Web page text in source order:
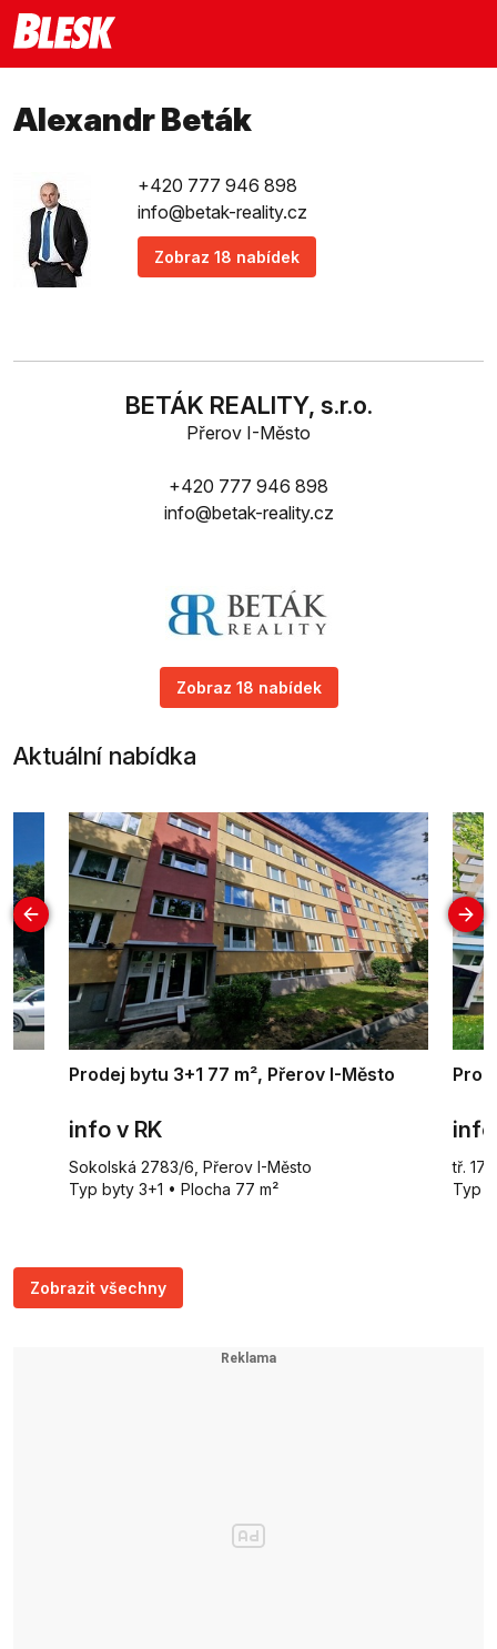
Alexandr Beták
+420 777 946 898
info@betak-reality.cz
Zobraz 18 nabídek
BETÁK REALITY, s.r.o.
Přerov I-Město
+420 777 946 898
info@betak-reality.cz
Zobraz 18 nabídek
Aktuální nabídka
Prodej bytu 3+1 77 m², Přerov I-Město
info v RK
Sokolská 2783/6, Přerov I-Město
Typ byty 3+1 • Plocha 77 m²
info
tř.
Typ
Zobrazit všechny